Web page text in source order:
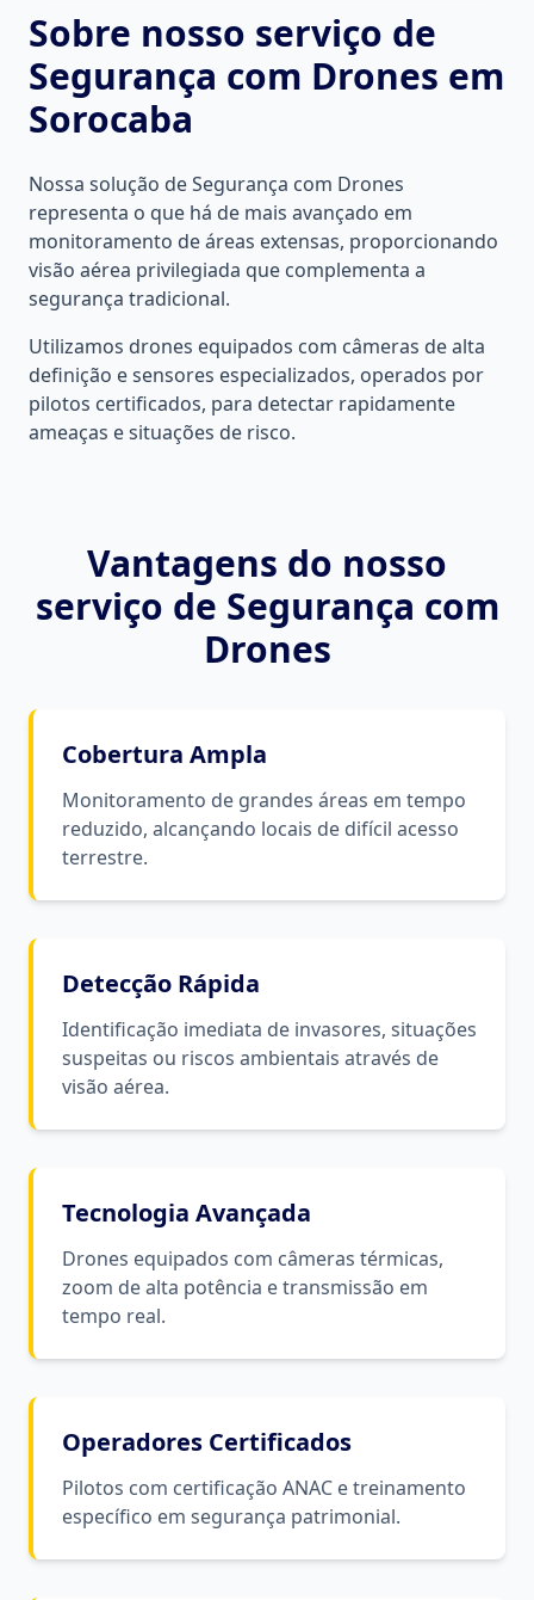
Sobre nosso serviço de
Segurança com Drones em
Sorocaba
Nossa solução de Segurança com Drones
representa o que há de mais avançado em
monitoramento de áreas extensas, proporcionando
visão aérea privilegiada que complementa a
segurança tradicional.
Utilizamos drones equipados com câmeras de alta
definição e sensores especializados, operados por
pilotos certificados, para detectar rapidamente
ameaças e situações de risco.
Vantagens do nosso
serviço de Segurança com
Drones
Cobertura Ampla
Monitoramento de grandes áreas em tempo
reduzido, alcançando locais de difícil acesso
terrestre.
Detecção Rápida
Identificação imediata de invasores, situações
suspeitas ou riscos ambientais através de
visão aérea.
Tecnologia Avançada
Drones equipados com câmeras térmicas,
zoom de alta potência e transmissão em
tempo real.
Operadores Certificados
Pilotos com certificação ANAC e treinamento
específico em segurança patrimonial.